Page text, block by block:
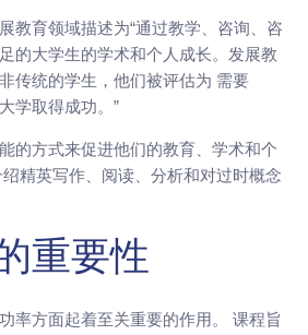
教育领域描述为“通过教学、咨询、咨
的大学生的学术和个人成长。发展教
传统的学生，他们被评估为 需要
学取得成功。”
的方式来促进他们的教育、学术和个
精英写作、阅读、分析和对过时概念
重要性
率方面起着至关重要的作用。 课程旨